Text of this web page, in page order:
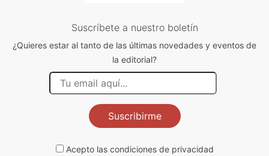
Suscríbete a nuestro boletín
¿Quieres estar al tanto de las últimas novedades y eventos de
la editorial?
Suscribirme
Acepto las condiciones de privacidad